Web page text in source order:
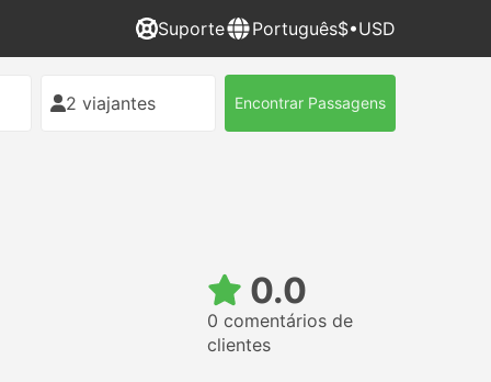
Suporte Português$•USD
2 viajantes Encontrar Passagens
0.0
0 comentários de
clientes